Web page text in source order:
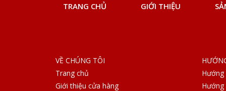
TRANG CHỦ GIỚI THIỆU
VỀ CHÚNG TÔI
Trang chủ
Giới thiệu cửa hàng